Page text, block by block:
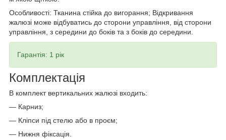
Особливості: Тканина стійка до вигорання; Відкривання
жалюзі може відбуватись до сторони управління, від сторони
управління, з середини до боків та з боків до середини.
Гарантія: 1 рік
Комплектація
В комплект вертикальних жалюзі входить:
— Карниз;
— Кліпси під стелю або в проєм;
— Нижня фіксація.